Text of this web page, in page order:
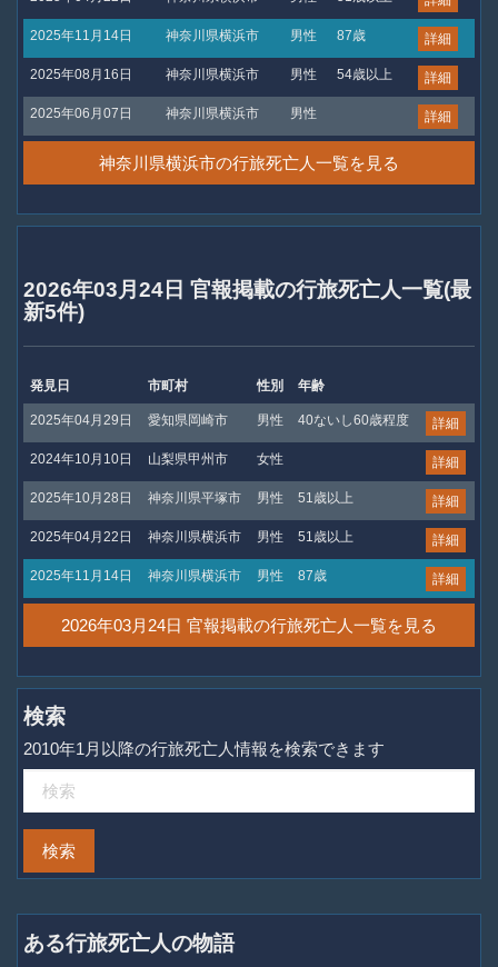
2025年11月14日 神奈川県横浜市 男性 87歳 詳細
2025年08月16日 神奈川県横浜市 男性 54歳以上 詳細
2025年06月07日 神奈川県横浜市 男性 詳細
神奈川県横浜市の行旅死亡人一覧を見る
2026年03月24日 官報掲載の行旅死亡人一覧(最
新5件)
発見日 市町村 性別 年齢
2025年04月29日 愛知県岡崎市 男性 40ないし60歳程度 詳細
2024年10月10日 山梨県甲州市 女性 詳細
2025年10月28日 神奈川県平塚市 男性 51歳以上 詳細
2025年04月22日 神奈川県横浜市 男性 51歳以上 詳細
2025年11月14日 神奈川県横浜市 男性 87歳 詳細
2026年03月24日 官報掲載の行旅死亡人一覧を見る
検索
2010年1月以降の行旅死亡人情報を検索できます
ある行旅死亡人の物語